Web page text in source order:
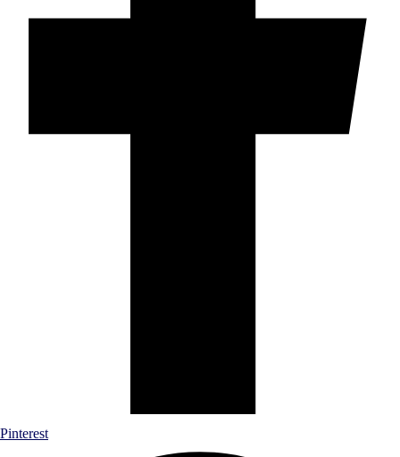
Pinterest